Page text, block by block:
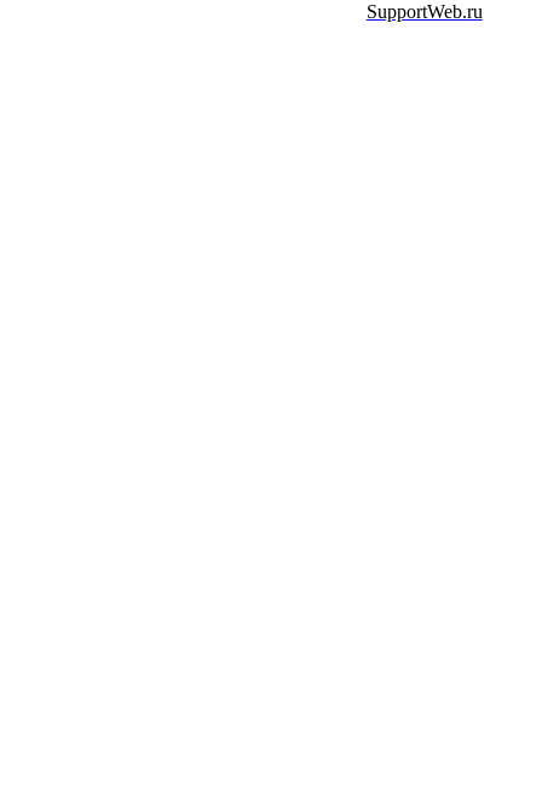
SupportWeb.ru